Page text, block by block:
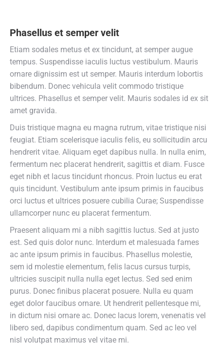
Phasellus et semper velit
Etiam sodales metus et ex tincidunt, at semper augue
tempus. Suspendisse iaculis luctus vestibulum. Mauris
ornare dignissim est ut semper. Mauris interdum lobortis
bibendum. Donec vehicula velit commodo tristique
ultrices. Phasellus et semper velit. Mauris sodales id ex sit
amet gravida.
Duis tristique magna eu magna rutrum, vitae tristique nisi
feugiat. Etiam scelerisque iaculis felis, eu sollicitudin arcu
hendrerit vitae. Aliquam eget dapibus nulla. In nulla enim,
fermentum nec placerat hendrerit, sagittis et diam. Fusce
eget nibh et lacus tincidunt rhoncus. Proin luctus eu erat
quis tincidunt. Vestibulum ante ipsum primis in faucibus
orci luctus et ultrices posuere cubilia Curae; Suspendisse
ullamcorper nunc eu placerat fermentum.
Praesent aliquam mi a nibh sagittis luctus. Sed at justo
est. Sed quis dolor nunc. Interdum et malesuada fames
ac ante ipsum primis in faucibus. Phasellus molestie,
sem id molestie elementum, felis lacus cursus turpis,
ultricies suscipit nulla nulla eget lectus. Sed sed enim
purus. Donec finibus placerat posuere. Nulla eu quam
eget dolor faucibus ornare. Ut hendrerit pellentesque mi,
in dictum nisi ornare ac. Donec lacus lorem, venenatis vel
libero sed, dapibus condimentum quam. Sed ac leo vel
nisl volutpat maximus vel vitae mi.